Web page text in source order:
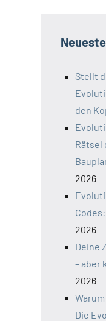
Stellt
den
Rätsel
2026
2026
Deine
– aber
2026
Die